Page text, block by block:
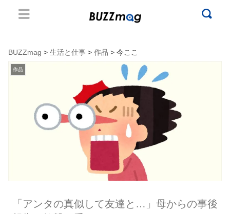
BUZZmag > 生活と仕事 > 作品 > 今ここ
作品
「アンタの真似して友達と…」母からの事後